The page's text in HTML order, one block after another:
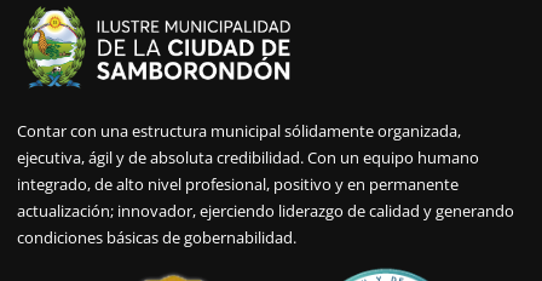
Contar con una estructura municipal sólidamente organizada,
ejecutiva, ágil y de absoluta credibilidad. Con un equipo humano
integrado, de alto nivel profesional, positivo y en permanente
actualización; innovador, ejerciendo liderazgo de calidad y generando
condiciones básicas de gobernabilidad.